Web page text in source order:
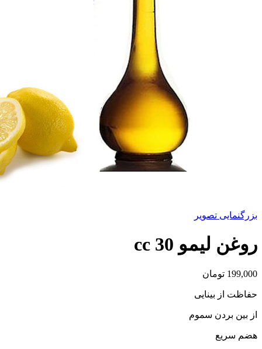
بزرگنمایی تصویر
روغن لیمو 30 cc
199,000 تومان
حفاظت از بینایی
از بین بردن سموم
هضم سریع